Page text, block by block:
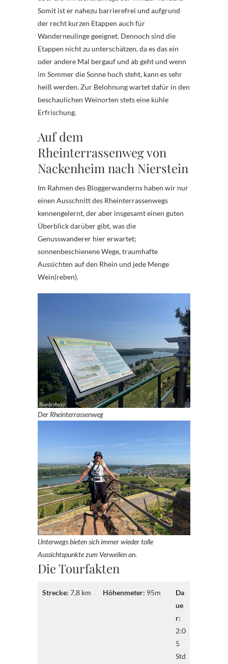
Somit ist er nahezu barrierefrei und aufgrund
der recht kurzen Etappen auch für
Wanderneulinge geeignet. Dennoch sind die
Etappen nicht zu unterschätzen, da es das ein
oder andere Mal bergauf und ab geht und wenn
im Sommer die Sonne hoch steht, kann es sehr
heiß werden. Zur Belohnung wartet dafür in den
beschaulichen Weinorten stets eine kühle
Erfrischung.
Auf dem
Rheinterrassenweg von
Nackenheim nach Nierstein
Im Rahmen des Bloggerwanderns haben wir nur
einen Ausschnitt des Rheinterrassenwegs
kennengelernt, der aber insgesamt einen guten
Überblick darüber gibt, was die
Genusswanderer hier erwartet;
sonnenbeschienene Wege, traumhafte
Aussichten auf den Rhein und jede Menge
Wein(reben).
Der Rheinterrassenweg
Unterwegs bieten sich immer wieder tolle
Aussichtspunkte zum Verweilen an.
Die Tourfakten
Strecke: 7,8 km Höhenmeter: 95m
Da
ue
r:
2:0
5
Std